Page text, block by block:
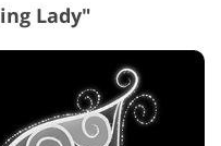
Lady"